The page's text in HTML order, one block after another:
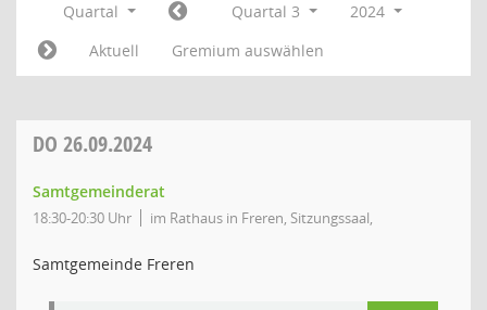
Quartal Quartal 3
2024
Aktuell
Gremium auswählen
DO 26.09.2024
Samtgemeinderat
18:30-20:30 Uhr im Rathaus in Freren, Sitzungssaal,
Samtgemeinde Freren